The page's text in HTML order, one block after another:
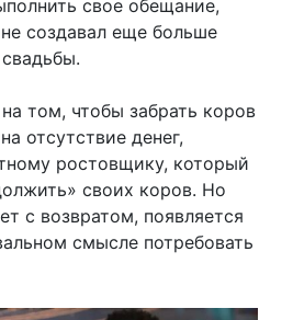
свое обещание,
создавал еще больше
том, чтобы забрать коров
отсутствие денег,
ростовщику, который
своих коров. Но
с возвратом, появляется
смысле потребовать